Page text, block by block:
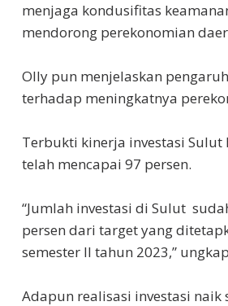
menjaga kondusifitas
mendorong perekonomian
Olly pun menjelaskan
terhadap meningkatnya
Terbukti kinerja investasi Sulut
telah mencapai 97 persen.
“Jumlah investasi di Sulut
persen dari target yang
semester II tahun 2023,”
Adapun realisasi investasi